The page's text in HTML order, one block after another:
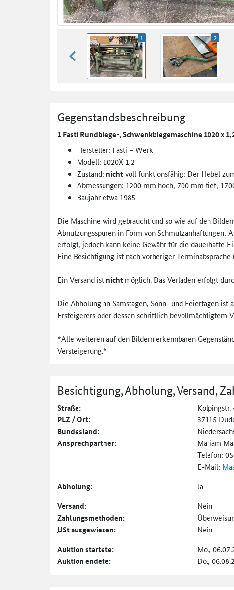
zurück blättern
1 2
Gegenstandsbeschreibung
1 Fasti Rundbiege-, Schwenkbiegemaschine 1020 x
Hersteller: Fasti – Werk
Modell: 1020X 1,2
Zustand: nichtvoll funktionsfähig: Der Hebel
Abmessungen: 1200 mm hoch, 700 mm tief,
Baujahr etwa 1985
Die Maschine wird gebraucht und so wie auf den
Abnutzungsspuren in Form von Schmutzanhaftungen,
erfolgt, jedoch kann keine Gewähr für die dauerhafte
Eine Besichtigung ist nach vorheriger
Ein Versand ist nichtmöglich. Das Verladen erfolgt
Die Abholung an Samstagen, Sonn- und Feiertagen ist
Ersteigerers oder dessen schriftlich bevollmächtigtem
*Alle weiteren auf den Bildern erkennbaren
Versteigerung.*
Besichtigung, Abholung, Versand,
Straße: Kolpingstr.
PLZ / Ort: 37115
Bundesland:
Ansprechpartner:
Mariam
Telefon:
E-Mail:
Abholung: Ja
Versand: Nein
Zahlungs­methoden:
UStausgewiesen: Nein
Auktion startete: Mo.,
Auktion endete: Do.,